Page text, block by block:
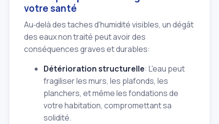
votre santé
Au‑delà des taches d'humidité visibles, un dégât
des eaux non traité peut avoir des
conséquences graves et durables:
Détérioration structurelle: L'eau peut
fragiliser les murs, les plafonds, les
planchers, et même les fondations de
votre habitation, compromettant sa
solidité.